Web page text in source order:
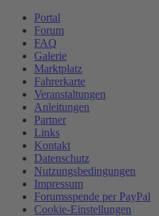
Portal
Forum
FAQ
Galerie
Marktplatz
Fahrerkarte
Veranstaltungen
Anleitungen
Partner
Links
Kontakt
Datenschutz
Nutzungsbedingungen
Impressum
Forumsspende per PayPal
Cookie-Einstellungen